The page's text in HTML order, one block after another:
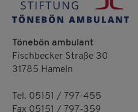
Tönebön ambulant
Fischbecker Straße 30
31785 Hameln
Tel. 05151 / 797-455
Fax 05151 / 797-359